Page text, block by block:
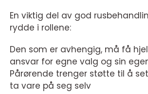
En viktig del av god
rydde i rollene:
Den som er avhengig, må få
ansvar for egne valg og sin
Pårørende trenger støtte til å
ta vare på seg selv